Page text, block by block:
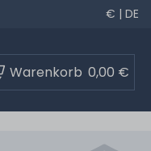
€ | DE
Warenkorb 0,00 €